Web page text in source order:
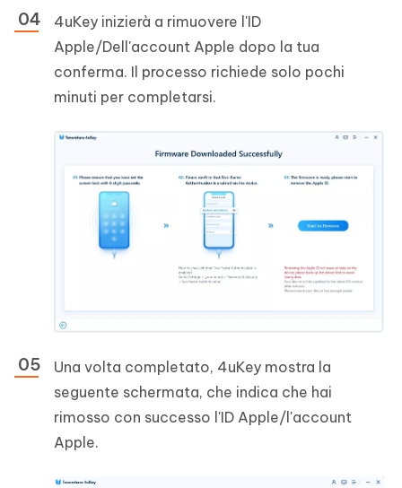
4uKey inizierà a rimuovere l'ID
Apple/Dell'account Apple dopo la tua
conferma. Il processo richiede solo pochi
minuti per completarsi.
Una volta completato, 4uKey mostra la
seguente schermata, che indica che hai
rimosso con successo l'ID Apple/l'account
Apple.